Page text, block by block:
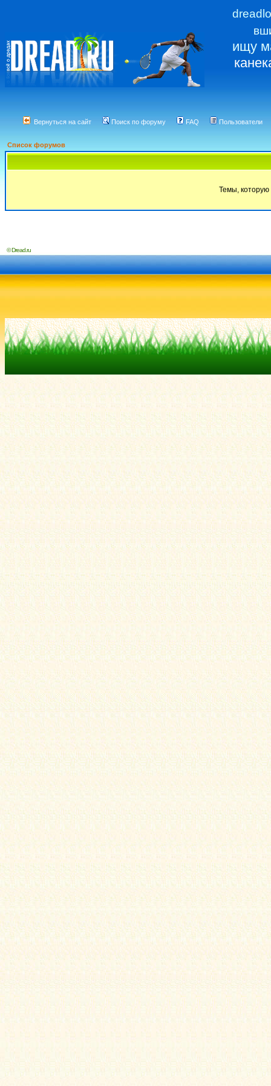
ищу
Вернуться на сайт Поиск по форуму FAQ Пользователи
Список форумов
Темы, которую
© Dread.ru